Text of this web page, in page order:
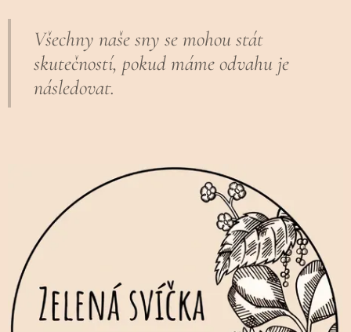
Všechny naše sny se mohou stát
skutečností, pokud máme odvahu je
následovat.